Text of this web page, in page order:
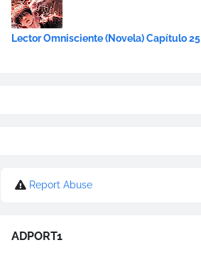
Lector Omnisciente (Novela) Capítulo 25
Report Abuse
ADPORT1